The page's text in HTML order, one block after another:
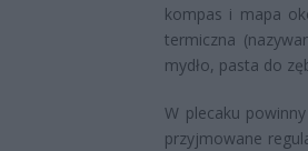
kompas i mapa
termiczna
mydło, pasta do
W plecaku
przyjmowane